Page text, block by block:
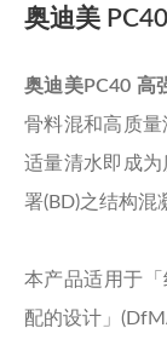
奥迪美
奥迪美PC40 高
骨料混和高质
适量清水即成
署(BD)之结构混
本产品适用于
配的设计」